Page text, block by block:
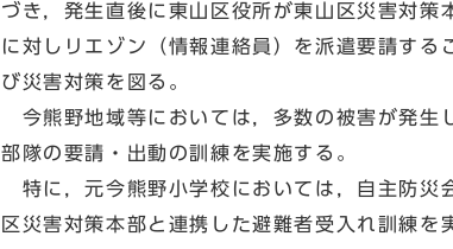
づき，発生直後に東山区役所が東山区災害対
に対しリエゾン（情報連絡員）を派遣要請す
び災害対策を図る。
今熊野地域等においては，多数の被害が発生
部隊の要請・出動の訓練を実施する。
特に，元今熊野小学校においては，自主防災
区災害対策本部と連携した避難者受入れ訓練を